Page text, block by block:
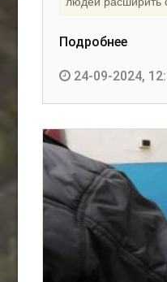
Подробнее
24-09-2024,